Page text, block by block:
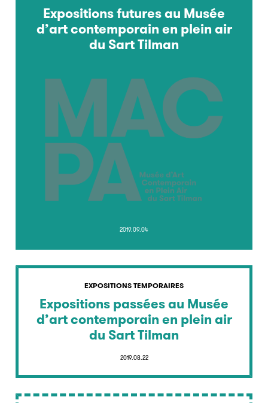
Expositions futures au Musée
d’art contemporain en plein air
du Sart Tilman
2019.09.04
EXPOSITIONS TEMPORAIRES
Expositions passées au Musée
d’art contemporain en plein air
du Sart Tilman
2019.08.22